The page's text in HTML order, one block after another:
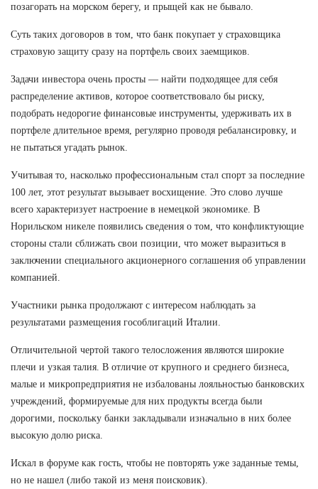
позагорать на морском берегу, и прыщей как не бывало.
Суть таких договоров в том, что банк покупает у страховщика
страховую защиту сразу на портфель своих заемщиков.
Задачи инвестора очень просты — найти подходящее для себя
распределение активов, которое соответствовало бы риску,
подобрать недорогие финансовые инструменты, удерживать их в
портфеле длительное время, регулярно проводя ребалансировку, и
не пытаться угадать рынок.
Учитывая то, насколько профессиональным стал спорт за последние
100 лет, этот результат вызывает восхищение. Это слово лучше
всего характеризует настроение в немецкой экономике. В
Норильском никеле появились сведения о том, что конфликтующие
стороны стали сближать свои позиции, что может выразиться в
заключении специального акционерного соглашения об управлении
компанией.
Участники рынка продолжают с интересом наблюдать за
результатами размещения гособлигаций Италии.
Отличительной чертой такого телосложения являются широкие
плечи и узкая талия. В отличие от крупного и среднего бизнеса,
малые и микропредприятия не избалованы лояльностью банковских
учреждений, формируемые для них продукты всегда были
дорогими, поскольку банки закладывали изначально в них более
высокую долю риска.
Искал в форуме как гость, чтобы не повторять уже заданные темы,
но не нашел (либо такой из меня поисковик).